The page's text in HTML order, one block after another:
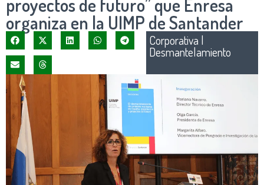
organiza en la UIMP de Santander
Corporativa |
Desmantelamiento